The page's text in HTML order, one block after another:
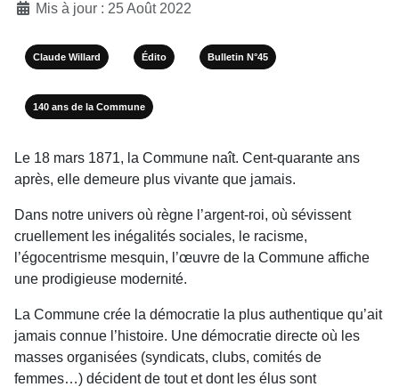
Mis à jour : 25 Août 2022
Claude Willard Édito Bulletin N°45
140 ans de la Commune
Le 18 mars 1871, la Commune naît. Cent-quarante ans
après, elle demeure plus vivante que jamais.
Dans notre univers où règne l’argent-roi, où sévissent
cruellement les inégalités sociales, le racisme,
l’égocentrisme mesquin, l’œuvre de la Commune affiche
une prodigieuse modernité.
La Commune crée la démocratie la plus authentique qu’ait
jamais connue l’histoire. Une démocratie directe où les
masses organisées (syndicats, clubs, comités de
femmes…) décident de tout et dont les élus sont